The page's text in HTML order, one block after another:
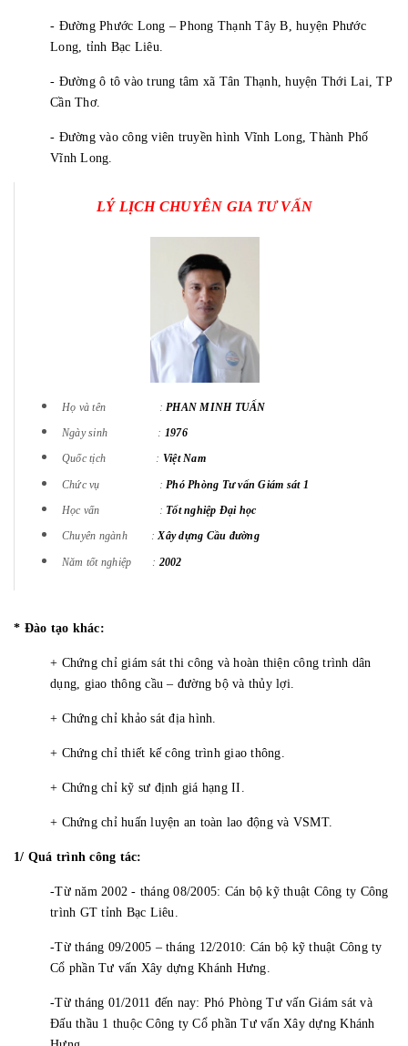
- Đường Phước Long – Phong Thạnh Tây B, huyện Phước
Long, tỉnh Bạc Liêu.
- Đường ô tô vào trung tâm xã Tân Thạnh, huyện Thới Lai, TP
Cần Thơ.
- Đường vào công viên truyền hình Vĩnh Long, Thành Phố
Vĩnh Long.
LÝ LỊCH CHUYÊN GIA TƯ VẤN
Họ và tên : PHAN MINH TUẤN
Ngày sinh : 1976
Quốc tịch : Việt Nam
Chức vụ : Phó Phòng Tư vấn Giám sát 1
Học vấn : Tốt nghiệp Đại học
Chuyên ngành :Xây dựng Cầu đường
Năm tốt nghiệp : 2002
* Đào tạo khác:
+ Chứng chỉ giám sát thi công và hoàn thiện công trình dân
dụng, giao thông cầu – đường bộ và thủy lợi.
+ Chứng chỉ khảo sát địa hình.
+ Chứng chỉ thiết kế công trình giao thông.
+ Chứng chỉ kỹ sư định giá hạng II.
+ Chứng chỉ huấn luyện an toàn lao động và VSMT.
1/ Quá trình công tác:
-Từ năm 2002 - tháng 08/2005: Cán bộ kỹ thuật Công ty Công
trình GT tỉnh Bạc Liêu.
-Từ tháng 09/2005 – tháng 12/2010: Cán bộ kỹ thuật Công ty
Cổ phần Tư vấn Xây dựng Khánh Hưng.
-Từ tháng 01/2011 đến nay: Phó Phòng Tư vấn Giám sát và
Đấu thầu 1 thuộc Công ty Cổ phần Tư vấn Xây dựng Khánh